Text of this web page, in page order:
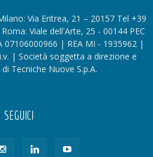
Via Eritrea, 21 – 20157 Tel +39
Viale dell'Arte, 25 - 00144 PEC
07106000966 | REA MI - 1935962 |
| Società soggetta a direzione e
Tecniche Nuove S.p.A.
SEGUICI